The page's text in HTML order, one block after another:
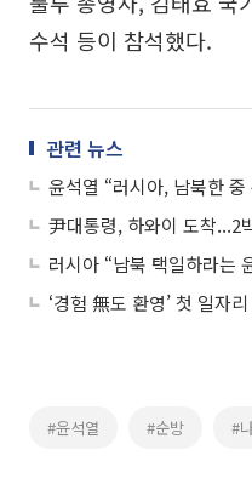
수석 등이 참석했다.
관련 뉴스
尹대통령, 하와이 도착...2
러시아 “남북 택일하라는
‘경험 無도 환영’ 첫 일자
#윤석열 #순방 #